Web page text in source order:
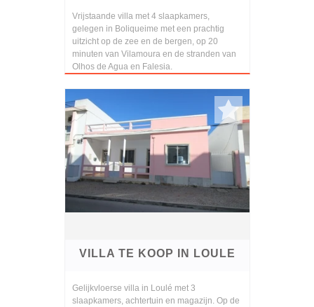
Vrijstaande villa met 4 slaapkamers,
gelegen in Boliqueime met een prachtig
uitzicht op de zee en de bergen, op 20
minuten van Vilamoura en de stranden van
Olhos de Agua en Falesia.
VILLA TE KOOP IN LOULE
Gelijkvloerse villa in Loulé met 3
slaapkamers, achtertuin en magazijn. Op de